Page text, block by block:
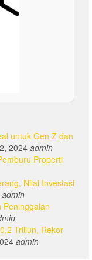
untuk Gen Z dan
2024 admin
Properti
Nilai Investasi
admin
Peninggalan
Triliun, Rekor
admin